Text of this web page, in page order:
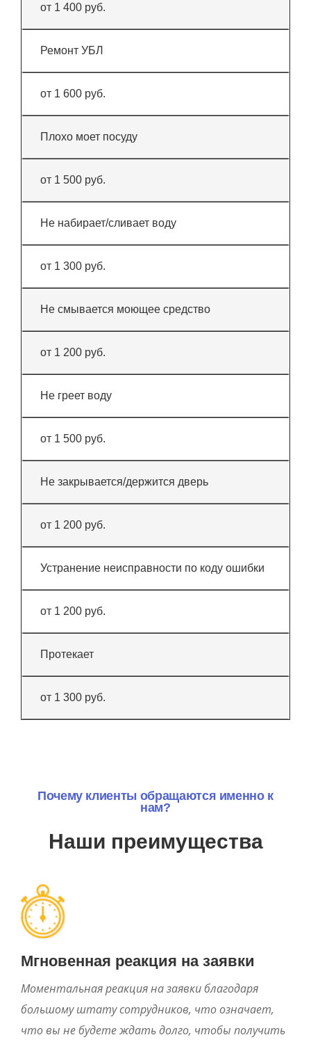
от 1 400 руб.
Ремонт УБЛ
от 1 600 руб.
Плохо моет посуду
от 1 500 руб.
Не набирает/сливает воду
от 1 300 руб.
Не смывается моющее средство
от 1 200 руб.
Не греет воду
от 1 500 руб.
Не закрывается/держится дверь
от 1 200 руб.
Устранение неисправности по коду ошибки
от 1 200 руб.
Протекает
от 1 300 руб.
Почему клиенты обращаются именно к
нам?
Наши преимущества
Мгновенная реакция на заявки
Моментальная реакция на заявки благодаря
большому штату сотрудников, что означает,
что вы не будете ждать долго, чтобы получить